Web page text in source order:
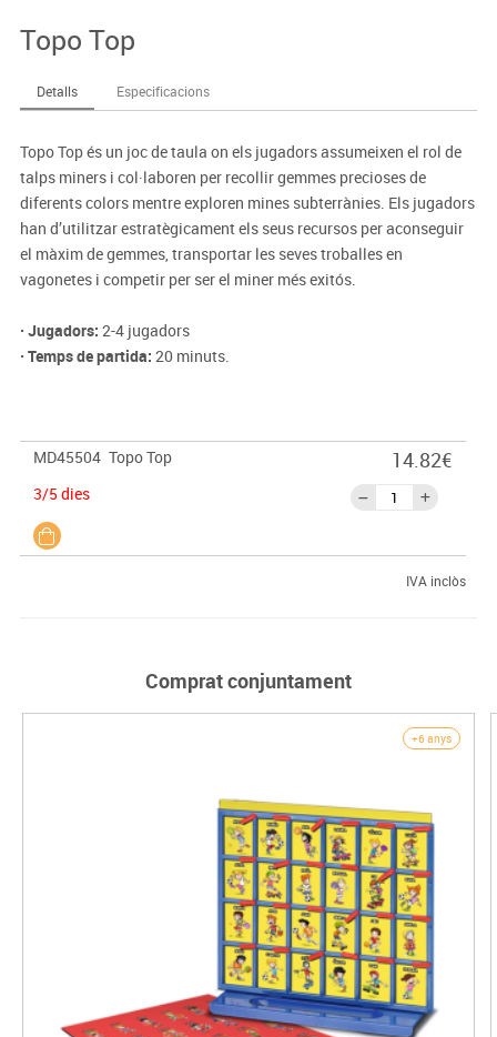
Topo Top
Detalls Especificacions
Topo Top és un joc de taula on els jugadors assumeixen el rol de
talps miners i col·laboren per recollir gemmes precioses de
diferents colors mentre exploren mines subterrànies. Els jugadors
han d’utilitzar estratègicament els seus recursos per aconseguir
el màxim de gemmes, transportar les seves troballes en
vagonetes i competir per ser el miner més exitós.
· Jugadors: 2-4 jugadors
· Temps de partida: 20 minuts.
MD45504 Topo Top
3/5 dies
14.82€
IVA inclòs
Comprat conjuntament
+6 anys